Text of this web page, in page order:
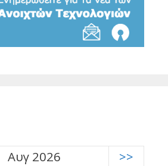
Αυγ 2026 >>